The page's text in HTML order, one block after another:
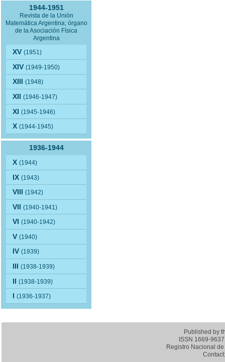
1944-1951
Revista de la Unión
Matemática Argentina; órgano
de la Asociación Física
Argentina
XV(1951)
XIV(1949-1950)
XIII(1948)
XII(1946-1947)
XI(1945-1946)
X(1944-1945)
1936-1944
X(1944)
IX(1943)
VIII(1942)
VII(1940-1941)
VI(1940-1942)
V(1940)
IV(1939)
III(1938-1939)
II(1938-1939)
I(1936-1937)
Published by
ISSN 1669-
Registro Nacional